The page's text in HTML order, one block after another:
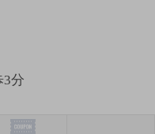
3分